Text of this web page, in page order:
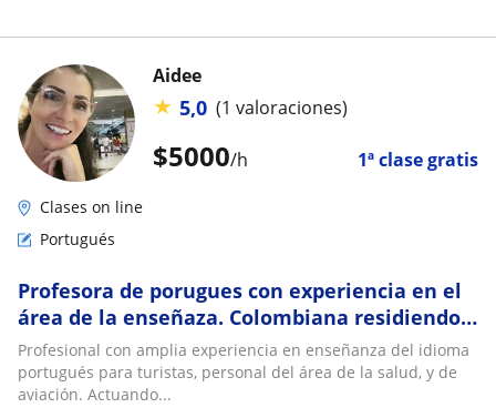
$5000/h 1ª clase gratis
Aidee
★ 5,0 (1 valoraciones)
Clases on line
Portugués
Profesora de porugues con experiencia en el
área de la enseñaza. Colombiana residiendo
en Brasil durante 45 años
Profesional con amplia experiencia en enseñanza del idioma
portugués para turistas, personal del área de la salud, y de
aviación. Actuando...